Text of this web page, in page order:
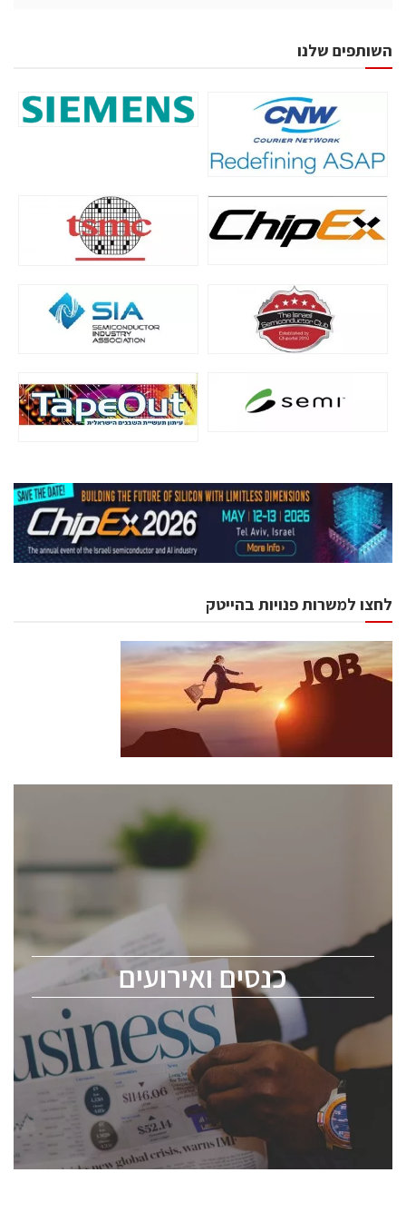
השותפים שלנו
לחצו למשרות פנויות בהייטק
כנסים ואירועים
כנסים ואירועים
לכל העוסקים בתעשיית הסמיקונדקטור כולל מהנדסים,
ChipEx2026 will be held on May 12-13, 2026. The
conference is intended for everyone involved in the
semiconductor industry, including engineers,
professional experts, and senior executives.
לחץ לפרטים